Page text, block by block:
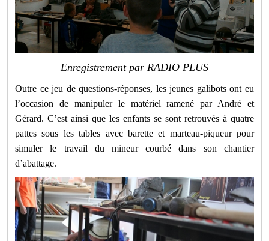
Enregistrement par RADIO PLUS
Outre ce jeu de questions-réponses, les jeunes galibots ont eu
l’occasion de manipuler le matériel ramené par André et
Gérard. C’est ainsi que les enfants se sont retrouvés à quatre
pattes sous les tables avec barette et marteau-piqueur pour
simuler le travail du mineur courbé dans son chantier
d’abattage.